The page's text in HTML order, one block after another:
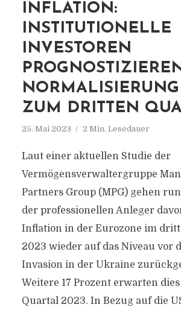
INFLATION:
INSTITUTIONELLE
INVESTOREN
ZUM DRITTEN
25. Mai 2023 2 Min. Lesedauer
Laut einer aktuellen Studie der
Vermögensverwaltergruppe
Partners Group (MPG) gehen
der professionellen Anleger
Inflation in der Eurozone im
2023 wieder auf das Niveau vor
Invasion in der Ukraine
Weitere 17 Prozent erwarten
Quartal 2023. In Bezug auf die